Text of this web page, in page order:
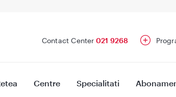
Contact Center 021 9268
Centre Specialitati